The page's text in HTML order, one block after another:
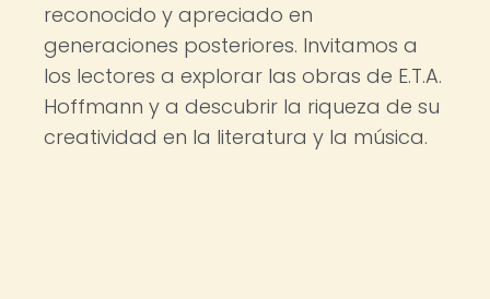
reconocido y apreciado en
generaciones posteriores. Invitamos a
los lectores a explorar las obras de E.T.A.
Hoffmann y a descubrir la riqueza de su
creatividad en la literatura y la música.